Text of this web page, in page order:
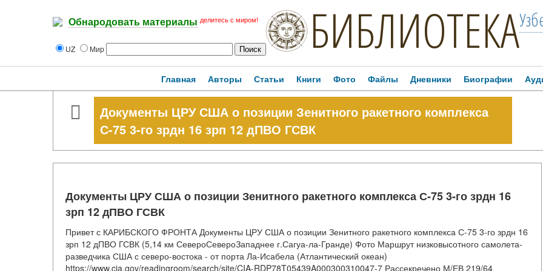
Обнародовать материалы делитесь с миром!
UZ Мир БИБЛИОТЕКА
Главная Авторы Статьи Книги Фото Файлы Дневники Биографии
Документы ЦРУ США о позиции Зенитного ракетного комплекса
С-75 3-го зрдн 16 зрп 12 дПВО ГСВК
Документы ЦРУ США о позиции Зенитного ракетного комплекса С-75 3-го зрдн 16
зрп 12 дПВО ГСВК
Привет с КАРИБСКОГО ФРОНТА Документы ЦРУ США о позиции Зенитного ракетного комплекса С-75 3-го зрдн 16
зрп 12 дПВО ГСВК (5,14 км СевероСевероЗападнее г.Сагуа-ла-Гранде) Фото Маршрут низковысотного самолета-
разведчика США с северо-востока - от порта Ла-Исабела (Атлантический океан)
https://www.cia.gov/readingroom/search/site/CIA-RDP78T05439A000300310047-7 Рассекречено М/ЕВ 219/64